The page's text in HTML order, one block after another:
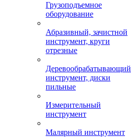
Грузоподъемное
оборудование
Абразивный, зачистной
инструмент, круги
отрезные
Деревообрабатывающий
инструмент, диски
пильные
Измерительный
инструмент
Малярный инструмент